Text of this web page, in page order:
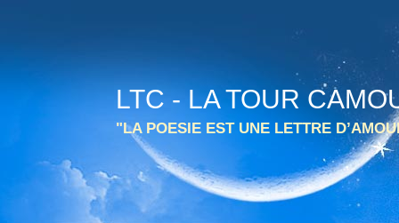
LTC - LA TOUR
"LA POESIE EST UNE LETTRE